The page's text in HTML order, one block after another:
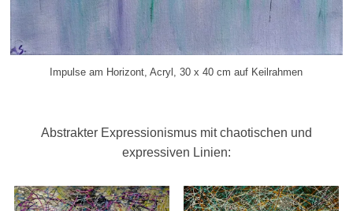
Impulse am Horizont, Acryl, 30 x 40 cm auf Keilrahmen
Abstrakter Expressionismus mit chaotischen und
expressiven Linien: